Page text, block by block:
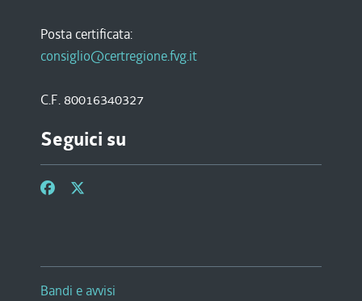
Posta certificata:
consiglio@certregione.fvg.it
C.F. 80016340327
Seguici su
Bandi e avvisi